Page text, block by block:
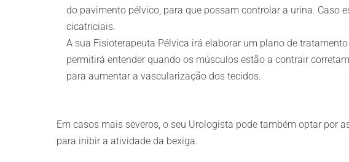
do pavimento pélvico, para que possam controlar a urina. Caso
cicatriciais.
A sua Fisioterapeuta Pélvica irá elaborar um plano de
permitirá entender quando os músculos estão a contrair
para aumentar a vascularização dos tecidos.
Em casos mais severos, o seu Urologista pode também optar por
para inibir a atividade da bexiga.